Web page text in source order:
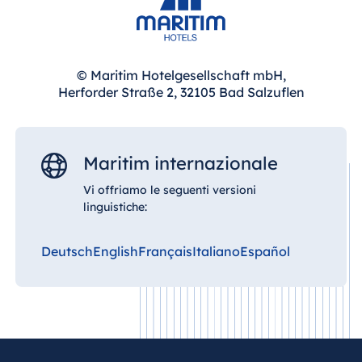
© Maritim Hotelgesellschaft mbH,
Herforder Straße 2, 32105 Bad Salzuflen
Maritim internazionale
Vi offriamo le seguenti versioni
linguistiche:
DeutschEnglishFrançaisItalianoEspañol